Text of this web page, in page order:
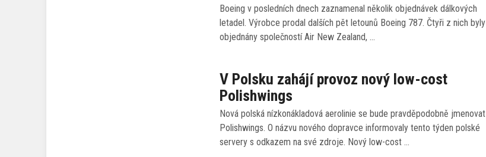
Boeing v posledních dnech zaznamenal několik objednávek dálkových
letadel. Výrobce prodal dalších pět letounů Boeing 787. Čtyři z nich byly
objednány společností Air New Zealand, …
V Polsku zahájí provoz nový low-cost
Polishwings
Nová polská nízkonákladová aerolinie se bude pravděpodobně jmenovat
Polishwings. O názvu nového dopravce informovaly tento týden polské
servery s odkazem na své zdroje. Nový low-cost …